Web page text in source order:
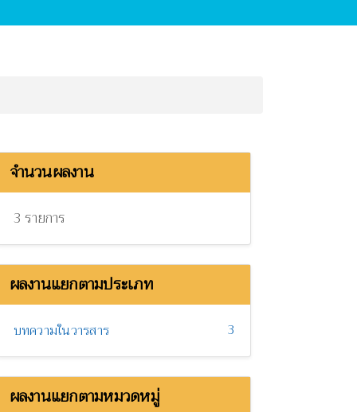
จำนวนผลงาน
3 รายการ
ผลงานแยกตามประเภท
บทความในวารสาร 3
ผลงานแยกตามหมวดหมู่